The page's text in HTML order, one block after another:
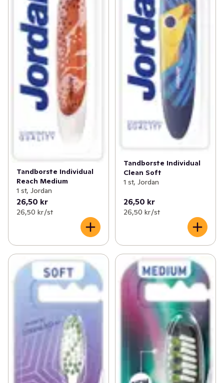
Tandborste Individual
Reach Medium
1 st, Jordan
26,50 kr
26,50 kr /st
Tandborste Individual
Clean Soft
1 st, Jordan
26,50 kr
26,50 kr /st